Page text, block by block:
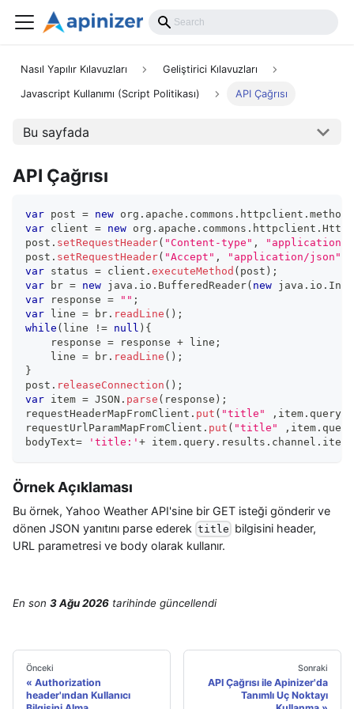
Nasıl Yapılır Kılavuzları Geliştirici Kılavuzları
Javascript Kullanımı (Script Politikası) API Çağrısı
Bu sayfada
API Çağrısı
var post = new org . apache . commons . httpclient . methods
var client = new org . apache . commons . httpclient .
post . setRequestHeader( "Content-type" ,
"application/
post . setRequestHeader( "Accept" , "application/json"
var status = client . executeMethod ( post ) ;
var br = new java . io . BufferedReader( new java . io .
var response = "" ;
var line = br . readLine ( ) ;
while ( line != null ) {
    response
= response + line ;
    line
= br . readLine ( ) ;
}
post . releaseConnection ( ) ;
var item = JSON . parse ( response ) ;
requestHeaderMapFromClient . put ( "title" , item . query
requestUrlParamMapFromClient . put ( "title" , item . query
bodyText= 'title:' + item . query . results . channel . item
Örnek Açıklaması
Bu örnek, Yahoo Weather API'sine bir GET isteği gönderir ve
dönen JSON yanıtını parse ederek title bilgisini header,
URL parametresi ve body olarak kullanır.
En son 3 Ağu 2026 tarihinde güncellendi
Önceki
Authorization
header'ından Kullanıcı
Sonraki
API Çağrısı ile Apinizer'da
Tanımlı Uç Noktayı